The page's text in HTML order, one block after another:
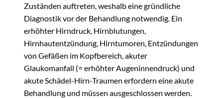
Zuständen auftreten, weshalb eine gründliche
Diagnostik vor der Behandlung notwendig. Ein
erhöhter Hirndruck, Hirnblutungen,
Hirnhautentzündung, Hirntumoren, Entzündungen
von Gefäßen im Kopfbereich, akuter
Glaukomanfall (= erhöhter Augeninnendruck) und
akute Schädel-Hirn-Traumen erfordern eine akute
Behandlung und müssen ausgeschlossen werden.